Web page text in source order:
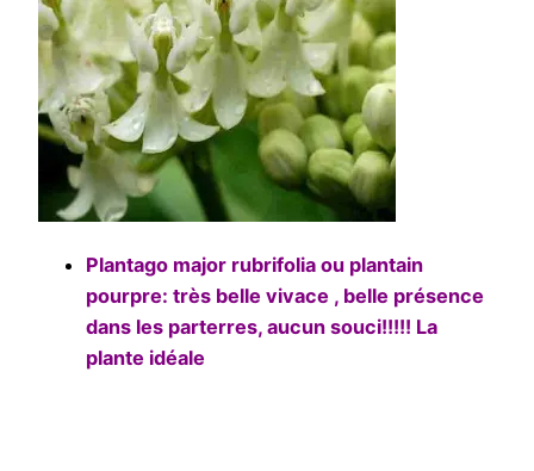
Plantago major rubrifolia ou plantain
pourpre: très belle vivace , belle présence
dans les parterres, aucun souci!!!!! La
plante idéale